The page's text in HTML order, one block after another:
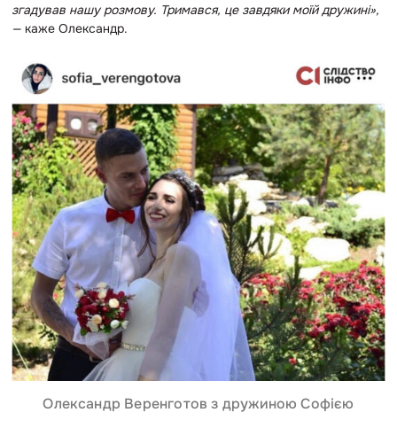
згадував нашу розмову. Тримався, це завдяки моїй дружині»,
— каже Олександр.
Олександр Веренготов з дружиною Софією